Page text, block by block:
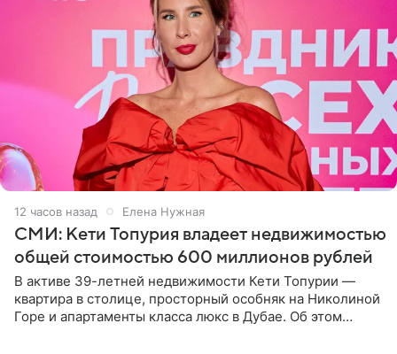
12 часов назад Елена Нужная
СМИ: Кети Топурия владеет недвижимостью
общей стоимостью 600 миллионов рублей
В активе 39-летней недвижимости Кети Топурии —
квартира в столице, просторный особняк на Николиной
Горе и апартаменты класса люкс в Дубае. Об этом